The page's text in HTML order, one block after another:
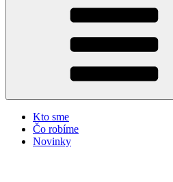
Kto sme
Čo robíme
Novinky